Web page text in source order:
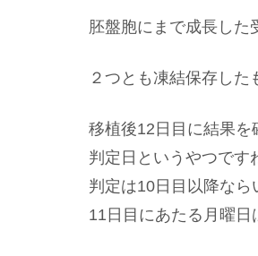
胚盤胞にまで成長した
２つとも凍結保存した
移植後12日目に結果を
判定日というやつです
判定は10日目以降なら
11日目にあたる月曜日